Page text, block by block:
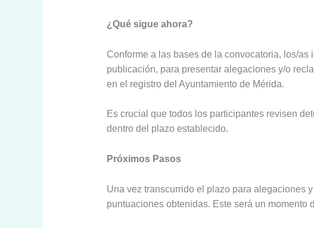
¿Qué sigue ahora?
Conforme a las bases de la convocatoria, los/
publicación, para presentar alegaciones y/o
en el registro del Ayuntamiento de Mérida.
Es crucial que todos los participantes revisen
dentro del plazo establecido.
Próximos Pasos
Una vez transcurrido el plazo para alegaciones
puntuaciones obtenidas. Este será un